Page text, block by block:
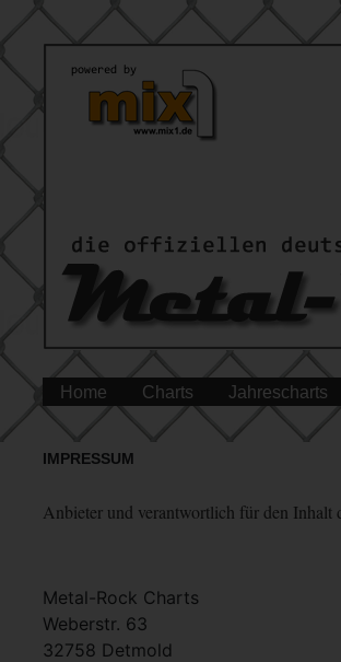
Home Charts Jahrescharts
IMPRESSUM
Anbieter und verantwortlich für den Inhalt
Metal-Rock Charts
Weberstr. 63
32758 Detmold